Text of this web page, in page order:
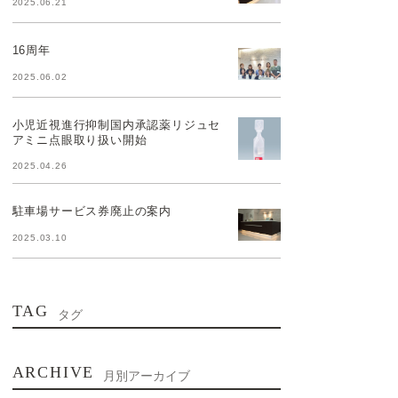
16周年
2025.06.02
小児近視進行抑制国内承認薬リジュセ
アミニ点眼取り扱い開始
2025.04.26
駐車場サービス券廃止の案内
2025.03.10
TAG タグ
ARCHIVE 月別アーカイブ